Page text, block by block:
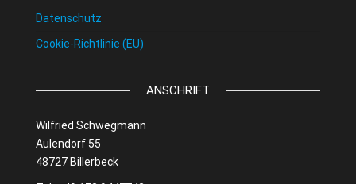
Datenschutz
Cookie-Richtlinie (EU)
ANSCHRIFT
Wilfried Schwegmann
Aulendorf 55
48727 Billerbeck